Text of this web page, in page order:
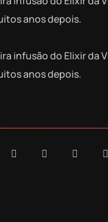
anos depois.
infusão do Elixir da
anos depois.